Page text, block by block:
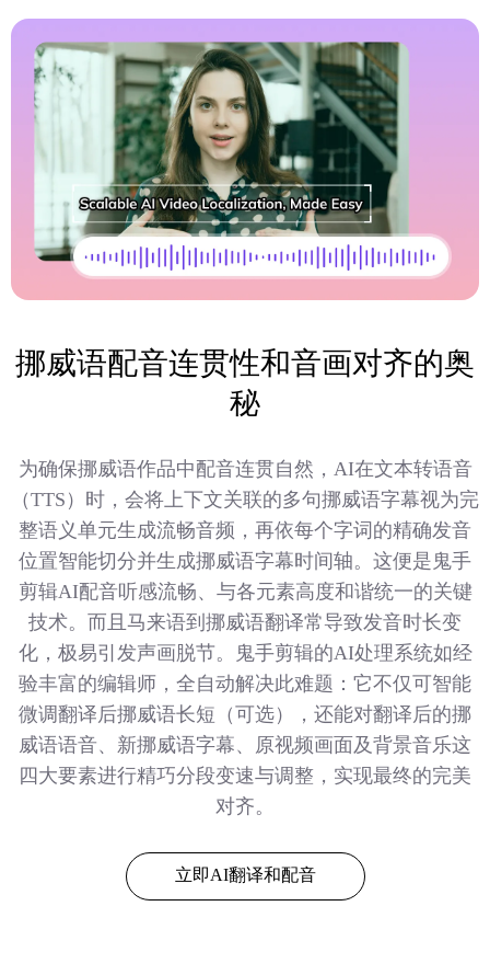
挪威语配音连贯性和音画对齐的奥
秘
为确保挪威语作品中配音连贯自然，AI在文本转语音
（TTS）时，会将上下文关联的多句挪威语字幕视为完
整语义单元生成流畅音频，再依每个字词的精确发音
位置智能切分并生成挪威语字幕时间轴。这便是鬼手
剪辑AI配音听感流畅、与各元素高度和谐统一的关键
技术。而且马来语到挪威语翻译常导致发音时长变
化，极易引发声画脱节。鬼手剪辑的AI处理系统如经
验丰富的编辑师，全自动解决此难题：它不仅可智能
微调翻译后挪威语长短（可选），还能对翻译后的挪
威语语音、新挪威语字幕、原视频画面及背景音乐这
四大要素进行精巧分段变速与调整，实现最终的完美
对齐。
立即AI翻译和配音